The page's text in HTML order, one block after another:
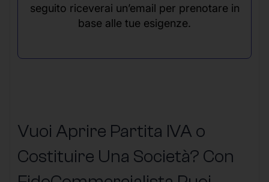
seguito riceverai un’email per prenotare in
base alle tue esigenze.
Vuoi Aprire Partita IVA o
Costituire Una Società? Con